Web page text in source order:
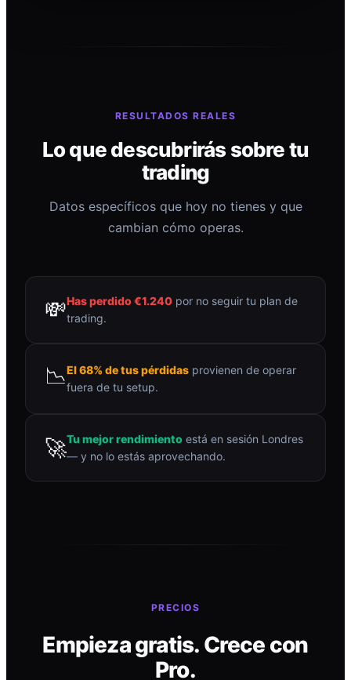
RESULTADOS REALES
Lo que descubrirás sobre tu
trading
Datos específicos que hoy no tienes y que
cambian cómo operas.
💸Has perdido €1.240 por no seguir tu plan de
trading.
📉El 68% de tus pérdidas provienen de operar
fuera de tu setup.
🚀Tu mejor rendimiento está en sesión Londres
— y no lo estás aprovechando.
PRECIOS
Empieza gratis. Crece con
Pro.